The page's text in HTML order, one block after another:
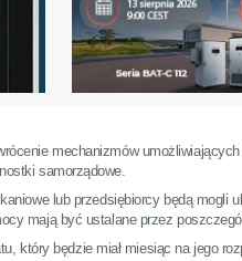
mechanizmów
samorządowe.
lub przedsiębiorcy będą mogli
mają być ustalane przez
który będzie miał miesiąc na jego